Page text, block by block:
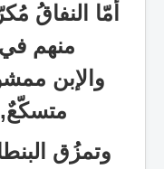
أمّا النفاقُ
منهم
والإبن
وتمزُق